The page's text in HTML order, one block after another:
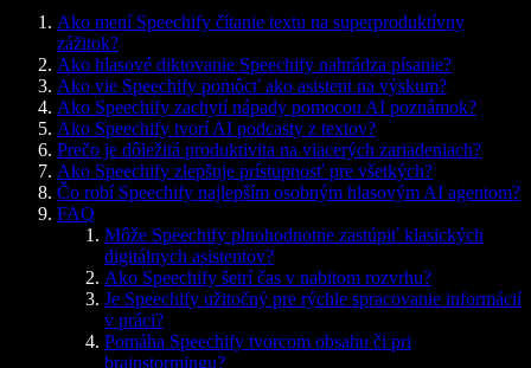
Ako mení Speechify čítanie textu na superproduktívny
zážitok?
Ako hlasové diktovanie Speechify nahrádza písanie?
Ako vie Speechify pomôcť ako asistent na výskum?
Ako Speechify zachytí nápady pomocou AI poznámok?
Ako Speechify tvorí AI podcasty z textov?
Prečo je dôležitá produktivita na viacerých zariadeniach?
Ako Speechify zlepšuje prístupnosť pre všetkých?
Čo robí Speechify najlepším osobným hlasovým AI agentom?
FAQ
Môže Speechify plnohodnotne zastúpiť klasických
digitálnych asistentov?
Ako Speechify šetrí čas v nabitom rozvrhu?
Je Speechify užitočný pre rýchle spracovanie informácií
v práci?
Pomáha Speechify tvorcom obsahu či pri
brainstormingu?